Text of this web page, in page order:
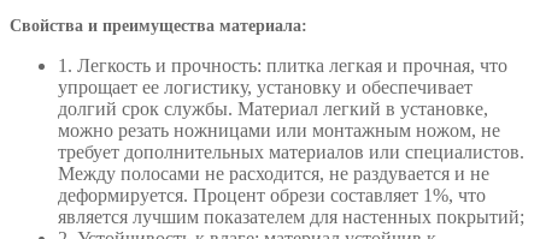
Свойства и преимущества материала:
1. Легкость и прочность: плитка легкая и прочная, что
упрощает ее логистику, установку и обеспечивает
долгий срок службы. Материал легкий в установке,
можно резать ножницами или монтажным ножом, не
требует дополнительных материалов или специалистов.
Между полосами не расходится, не раздувается и не
деформируется. Процент обрези составляет 1%, что
является лучшим показателем для настенных покрытий;